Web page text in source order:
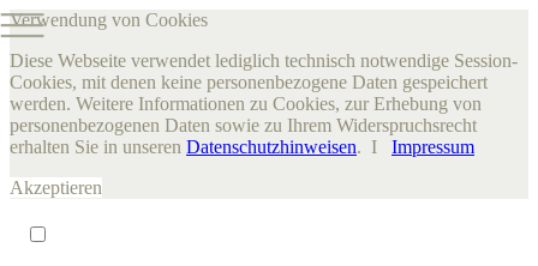
Verwendung von Cookies
Diese Webseite verwendet lediglich technisch notwendige Session-
Cookies, mit denen keine personenbezogene Daten gespeichert
werden. Weitere Informationen zu Cookies, zur Erhebung von
personenbezogenen Daten sowie zu Ihrem Widerspruchsrecht
erhalten Sie in unseren Datenschutzhinweisen. I Impressum
Akzeptieren